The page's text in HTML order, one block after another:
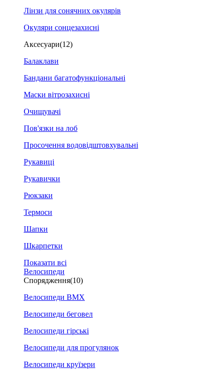
Лінзи для сонячних окулярів
Окуляри сонцезахисні
Аксесуари(12)
Балаклави
Бандани багатофункціональні
Маски вітрозахисні
Очищувачі
Пов'язки на лоб
Просочення водовідштовхувальні
Рукавиці
Рукавички
Рюкзаки
Термоси
Шапки
Шкарпетки
Показати всі
Велосипеди
Спорядження(10)
Велосипеди BMX
Велосипеди беговел
Велосипеди гірські
Велосипеди для прогулянок
Велосипеди круїзери